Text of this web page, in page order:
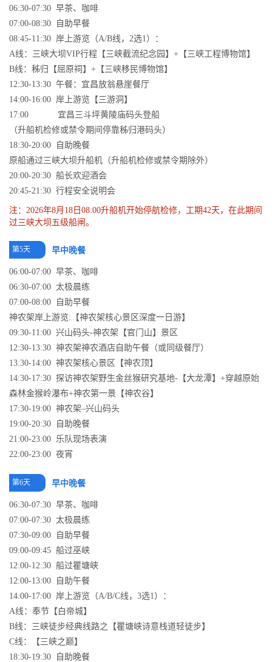
06:30-07:30 早茶、咖啡
07:00-08:30 自助早餐
08:45-11:30 岸上游览（A/B线，2选1）：
A线：三峡大坝VIP行程【三峡截流纪念园】+【三峡工程博物馆】
B线：秭归【屈原祠】+【三峡移民博物馆】
12:30-13:30 午餐：宜昌放翁悬崖餐厅
14:00-16:00 岸上游览【三游洞】
17:00 宜昌三斗坪黄陵庙码头登船
（升船机检修或禁令期间停靠秭归港码头）
18:30-20:00 自助晚餐
原船通过三峡大坝升船机（升船机检修或禁令期除外）
20:00-20:30 船长欢迎酒会
20:45-21:30 行程安全说明会
注：2026年8月18日08:00升船机开始停航检修，工期42天，在此期间
过三峡大坝五级船闸。
第5天 早中晚餐
06:00-07:00 早茶、咖啡
06:30-07:00 太极晨练
07:00-08:00 自助早餐
神农架岸上游览:【神农架核心景区深度一日游】
09:30-11:00 兴山码头-神农架【官门山】景区
12:30-13:30 神农架神农酒店自助午餐（或同级餐厅）
13:30-14:00 神农架核心景区【神农顶】
14:30-17:30 探访神农架野生金丝猴研究基地-【大龙潭】+穿越原始
森林金猴岭瀑布+神农第一景【神农谷】
17:30-19:00 神农架–兴山码头
19:00-20:30 自助晚餐
21:00-23:00 乐队现场表演
22:00-23:00 夜宵
第6天 早中晚餐
06:30-07:30 早茶、咖啡
07:00-07:30 太极晨练
07:30-09:00 自助早餐
09:00-09:45 船过巫峡
12:00-12:30 船过瞿塘峡
12:00-13:00 自助午餐
14:00-17:00 岸上游览（A/B/C线，3选1）：
A线：奉节【白帝城】
B线：三峡徒步经典线路之【瞿塘峡诗意栈道轻徒步】
C线：【三峡之巅】
18:30-19:30 自助晚餐